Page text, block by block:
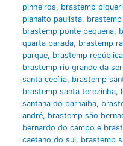
pinheiros, brastemp piqueri
planalto paulista,
brastemp ponte pequena,
quarta parada, brastemp
parque, brastemp república
brastemp rio grande da
santa cecília, brastemp
brastemp santa terezinha,
santana do parnaíba,
andré, brastemp são
bernardo do campo e
caetano do sul, brastemp